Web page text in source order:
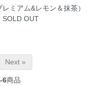
ミアム&レモン＆抹茶）
SOLD OUT
Next »
6商品